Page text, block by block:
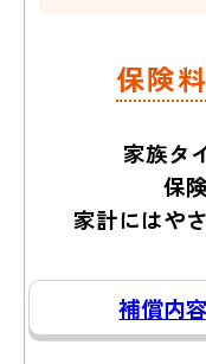
保険
家族タ
保
家計にはや
補償内